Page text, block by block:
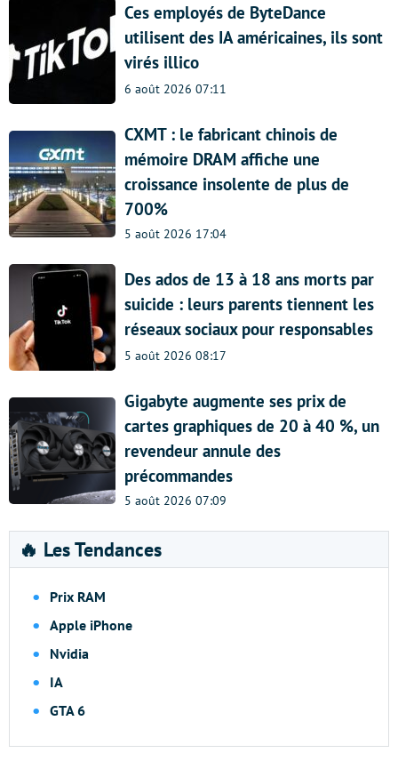
Ces employés de ByteDance
utilisent des IA américaines, ils sont
virés illico
6 août 2026 07:11
CXMT : le fabricant chinois de
mémoire DRAM affiche une
croissance insolente de plus de
700%
5 août 2026 17:04
Des ados de 13 à 18 ans morts par
suicide : leurs parents tiennent les
réseaux sociaux pour responsables
5 août 2026 08:17
Gigabyte augmente ses prix de
cartes graphiques de 20 à 40 %, un
revendeur annule des
précommandes
5 août 2026 07:09
🔥 Les Tendances
Prix RAM
Apple iPhone
Nvidia
IA
GTA 6